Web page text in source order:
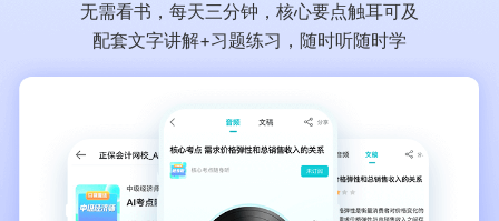
无需看书，每天三分钟，核心要点触耳可及
配套文字讲解+习题练习，随时听随时学